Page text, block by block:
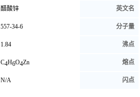
醋酸锌 英文名
557-34-6 分子量
1.84 沸点
C4H6O4Zn 熔点
N/A 闪点